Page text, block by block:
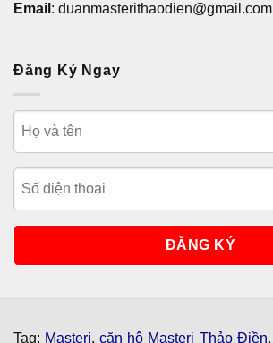
Email : duanmasterithaodien@gmail.com
Đăng Ký Ngay
Tag: Masteri,căn hộ Masteri Thảo Điền,